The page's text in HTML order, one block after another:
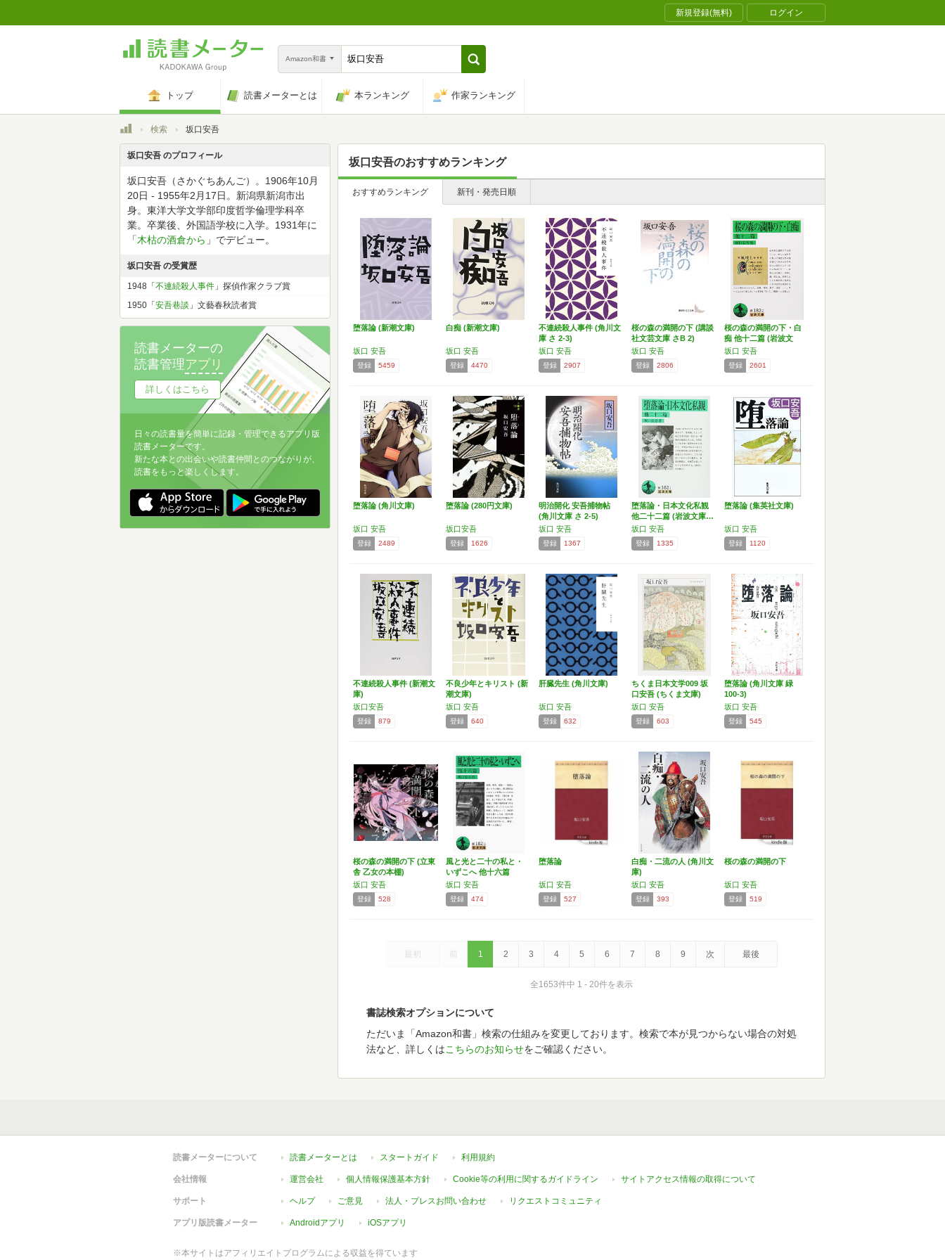
新規登録(無料) ログイン
Amazon和書
トップ 読書メーターとは 本ランキング 作家ランキング
トップ検索 坂口安吾
坂口安吾のおすすめランキング
おすすめランキング 新刊・発売日順
堕落論 (新潮文庫)
坂口 安吾
登録 5459
白痴 (新潮文庫)
坂口 安吾
登録 4470
不連続殺人事件 (角川文
庫 さ 2-3)
坂口 安吾
登録 2907
桜の森の満開の下 (講談
社文芸文庫 さB 2)
坂口 安吾
登録 2806
桜の森の満開の下・白
痴 他十二篇 (岩波文
庫…
坂口 安吾
登録 2601
堕落論 (角川文庫)
坂口 安吾
登録 2489
堕落論 (280円文庫)
坂口安吾
登録 1626
明治開化 安吾捕物帖
(角川文庫 さ 2-5)
坂口 安吾
登録 1367
堕落論・日本文化私観
他二十二篇 (岩波文庫…
坂口 安吾
登録 1335
堕落論 (集英社文庫)
坂口 安吾
登録 1120
不連続殺人事件 (新潮文
庫)
坂口安吾
登録 879
不良少年とキリスト (新
潮文庫)
坂口 安吾
登録 640
肝臓先生 (角川文庫)
坂口 安吾
登録 632
ちくま日本文学009 坂
口安吾 (ちくま文庫)
坂口 安吾
登録 603
堕落論 (角川文庫 緑
100-3)
坂口 安吾
登録 545
桜の森の満開の下 (立東
舎 乙女の本棚)
坂口 安吾
登録 528
風と光と二十の私と・
いずこへ 他十六篇
(岩…
坂口 安吾
登録 474
堕落論
坂口 安吾
登録 527
白痴・二流の人 (角川文
庫)
坂口 安吾
登録 393
桜の森の満開の下
坂口 安吾
登録 519
最初 前 1 2 3 4 5 6 7 8 9 次 最後
全1653件中 1 - 20件を表示
書誌検索オプションについて
ただいま「Amazon和書」検索の仕組みを変更しております。検索で本が見つからない場合の対処
法など、詳しくはこちらのお知らせをご確認ください。
坂口安吾 のプロフィール
坂口安吾（さかぐちあんご）。1906年10月
20日 - 1955年2月17日。新潟県新潟市出
身。東洋大学文学部印度哲学倫理学科卒
業。卒業後、外国語学校に入学。1931年に
「木枯の酒倉から 」でデビュー。
坂口安吾 の受賞歴
1948「 不連続殺人事件 」探偵作家クラブ賞
1950「 安吾巷談 」文藝春秋読者賞
読書メーターの
読書管理アプリ
詳しくはこちら
日々の読書量を簡単に記録・管理できるアプリ版
読書メーターです。
新たな本との出会いや読書仲間とのつながりが、
読書をもっと楽しくします。
読書メーターについて 読書メーターとは スタートガイド 利用規約
会社情報 運営会社 個人情報保護基本方針 Cookie等の利用に関するガイドライン サイトアクセス情報の取得について
サポート ヘルプ ご意見 法人・プレスお問い合わせ リクエストコミュニティ
アプリ版読書メーター Androidアプリ iOSアプリ
※本サイトはアフィリエイトプログラムによる収益を得ています